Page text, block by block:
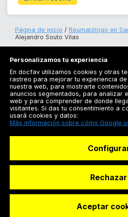
Página de inicio
Reumatólogo en
Alejandro Souto Vilas
Registrarse
Docfav
© Dashboard
Personalizamos tu experiencia
En docfav utilizamos cookies y otras
rastreo para mejorar tu experiencia
nuestra web, para mostrarte
anuncios segmentados, para analizar
web y para comprender de donde
visitantes. Si das tu consentimiento a
usará cookies y datos:
Más información sobre cómo Google
Rechazar
Aceptar